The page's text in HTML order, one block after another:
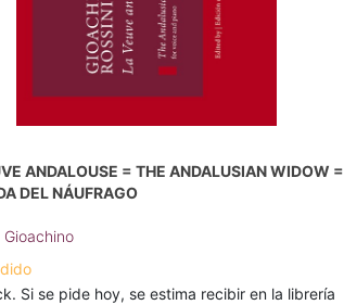
ANDALOUSE = THE ANDALUSIAN WIDOW =
DEL NÁUFRAGO
Gioachino
Si se pide hoy, se estima recibir en la librería